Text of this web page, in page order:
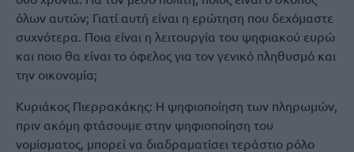
όλων αυτών; Γιατί αυτή είναι η ερώτηση που δεχόμαστε
συχνότερα. Ποια είναι η λειτουργία του ψηφιακού ευρώ
και ποιο θα είναι το όφελος για τον γενικό πληθυσμό και
την οικονομία;
Κυριάκος Πιερρακάκης: Η ψηφιοποίηση των πληρωμών,
πριν ακόμη φτάσουμε στην ψηφιοποίηση του
νομίσματος, μπορεί να διαδραματίσει τεράστιο ρόλο